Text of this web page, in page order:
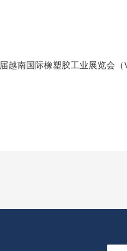
越南国际橡塑胶工业展览会